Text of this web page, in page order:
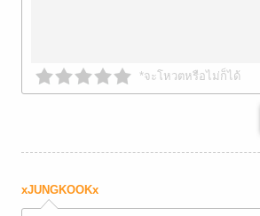
*จะโหวตหรือไม่ก็ได้
xJUNGKOOKx